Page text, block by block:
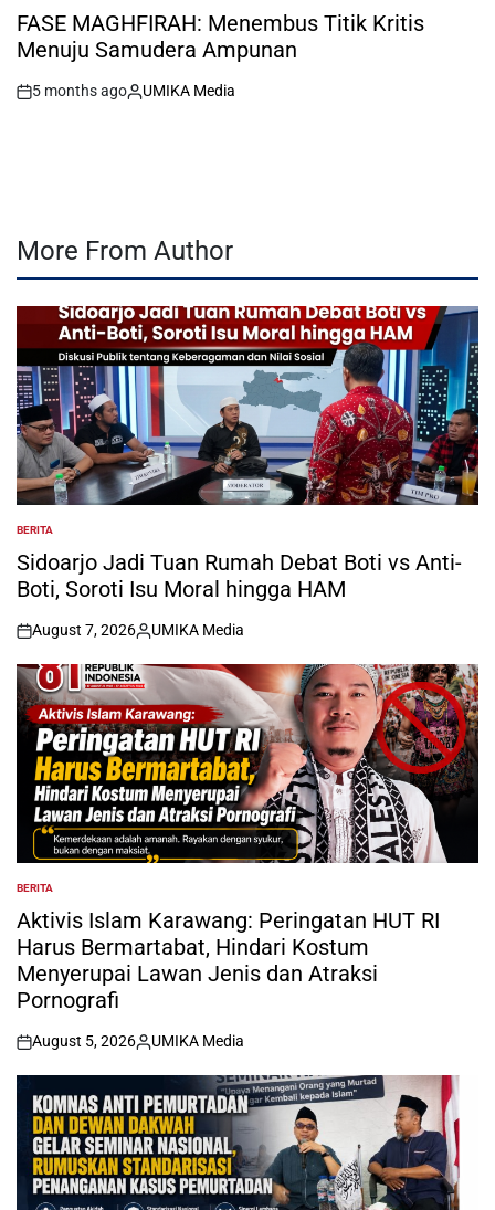
IN
FASE MAGHFIRAH: Menembus Titik Kritis
Menuju Samudera Ampunan
on
5 months ago
Posted
UMIKA Media
More From Author
POSTED
IN
BERITA
Sidoarjo Jadi Tuan Rumah Debat Boti vs Anti-
Boti, Soroti Isu Moral hingga HAM
on
August 7, 2026
Posted
by
UMIKA Media
POSTED
IN
BERITA
Aktivis Islam Karawang: Peringatan HUT RI
Harus Bermartabat, Hindari Kostum
Menyerupai Lawan Jenis dan Atraksi
Pornografi
on
August 5, 2026
Posted
by
UMIKA Media